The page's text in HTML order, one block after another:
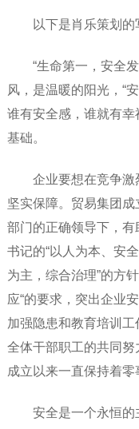
以下是肖乐策划的
“生命第一，安全
风，是温暖的阳光，“
谁有安全感，谁就有
基础。
企业要想在竞争激
坚实保障。贸易集团
部门的正确领导下，
书记的“以人为本、安
为主，综合治理”的方
应“的要求，突出企业
加强隐患和教育培训
全体干部职工的共同
成立以来一直保持着零
安全是一个永恒